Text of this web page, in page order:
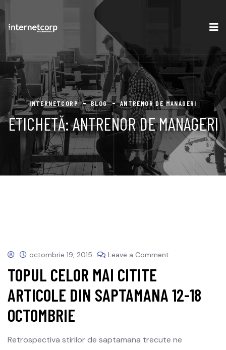
INTERNETCORP BLOG ANTRENOR DE MANAGERI
ETICHETĂ:ANTRENOR DE MANAGERI
octombrie 19, 2015 Leave a Comment
TOPUL CELOR MAI CITITE
ARTICOLE DIN SAPTAMANA 12-18
OCTOMBRIE
Retrospectiva stirilor de saptamana trecute ne